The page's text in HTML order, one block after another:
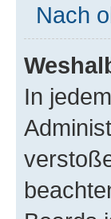
Nach
In